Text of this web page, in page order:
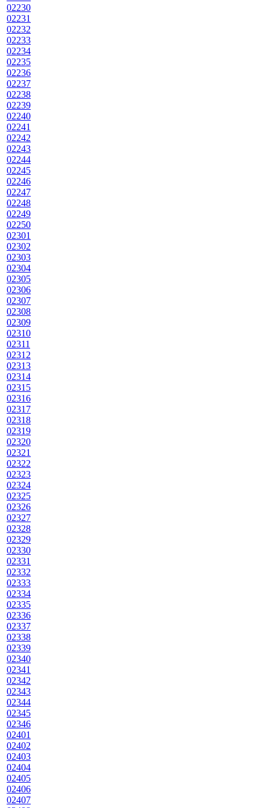
02230
02231
02232
02233
02234
02235
02236
02237
02238
02239
02240
02241
02242
02243
02244
02245
02246
02247
02248
02249
02250
02301
02302
02303
02304
02305
02306
02307
02308
02309
02310
02311
02312
02313
02314
02315
02316
02317
02318
02319
02320
02321
02322
02323
02324
02325
02326
02327
02328
02329
02330
02331
02332
02333
02334
02335
02336
02337
02338
02339
02340
02341
02342
02343
02344
02345
02346
02401
02402
02403
02404
02405
02406
02407